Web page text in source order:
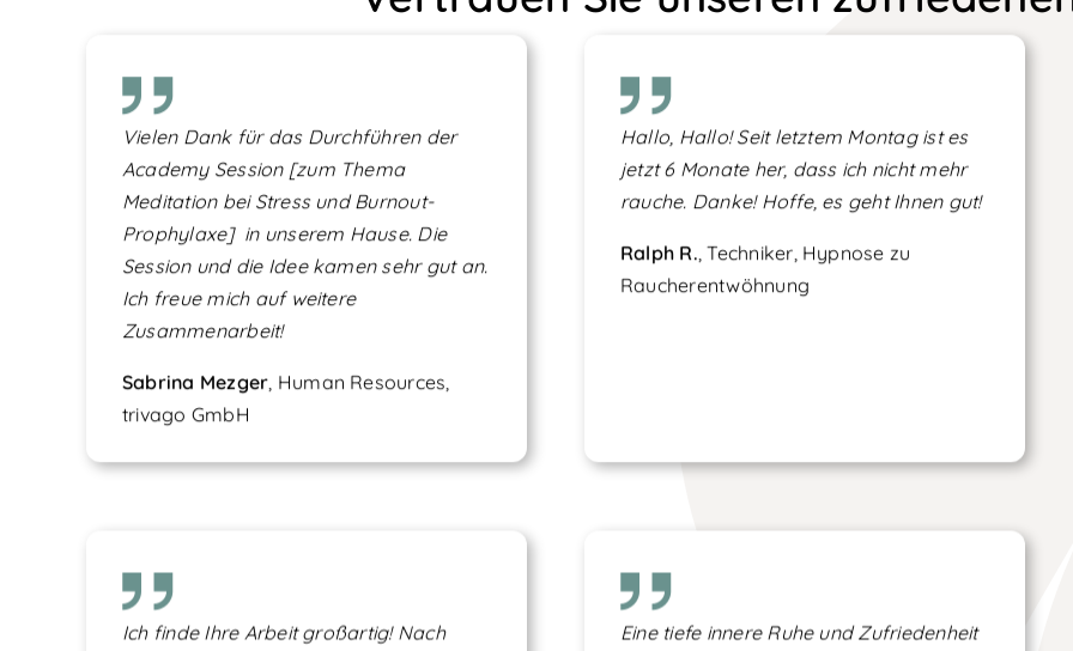
Vielen Dank für das Durchführen der
Academy Session [zum Thema
Meditation bei Stress und Burnout-
Prophylaxe] in unserem Hause. Die
Session und die Idee kamen sehr gut an.
Ich freue mich auf weitere
Zusammenarbeit!
Sabrina Mezger , Human Resources,
trivago GmbH
Hallo, Hallo! Seit letztem Montag ist es
jetzt 6 Monate her, dass ich nicht mehr
rauche. Danke! Hoffe, es geht Ihnen gut!
Ralph R. , Techniker, Hypnose zu
Raucherentwöhnung
Ich finde Ihre Arbeit großartig! Nach
Eine tiefe innere Ruhe und Zufriedenheit